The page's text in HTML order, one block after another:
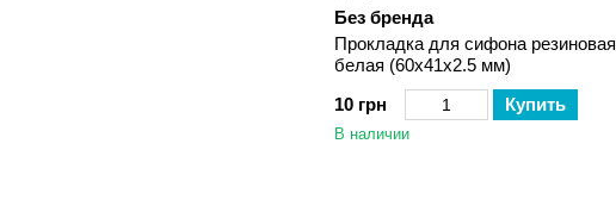
Без бренда
Прокладка для сифона резиновая
белая (60х41х2.5 мм)
10 грн
Купить
В наличии